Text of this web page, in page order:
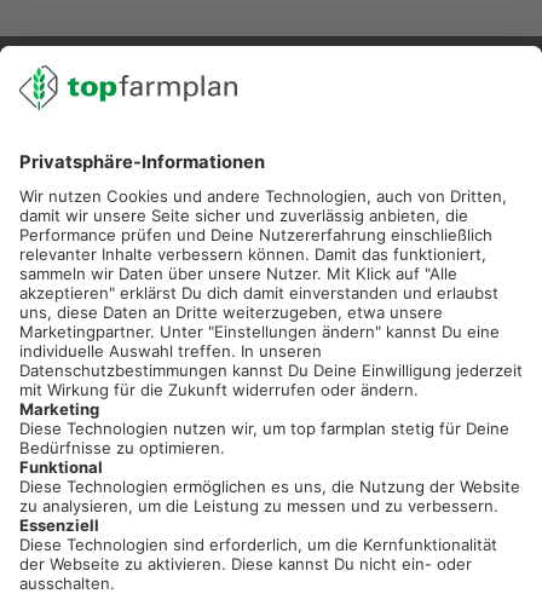
02501 801 44 84
service@topfarmplan.de
Sei immer auf dem Laufenden!
Neue Features, spannende Tipps und hilfreiche Anleitungen!
Registriere dich kostenlos!